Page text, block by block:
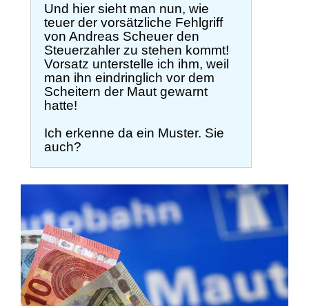
Und hier sieht man nun, wie
teuer der vorsätzliche Fehlgriff
von Andreas Scheuer den
Steuerzahler zu stehen kommt!
Vorsatz unterstelle ich ihm, weil
man ihn eindringlich vor dem
Scheitern der Maut gewarnt
hatte!
Ich erkenne da ein Muster. Sie
auch?